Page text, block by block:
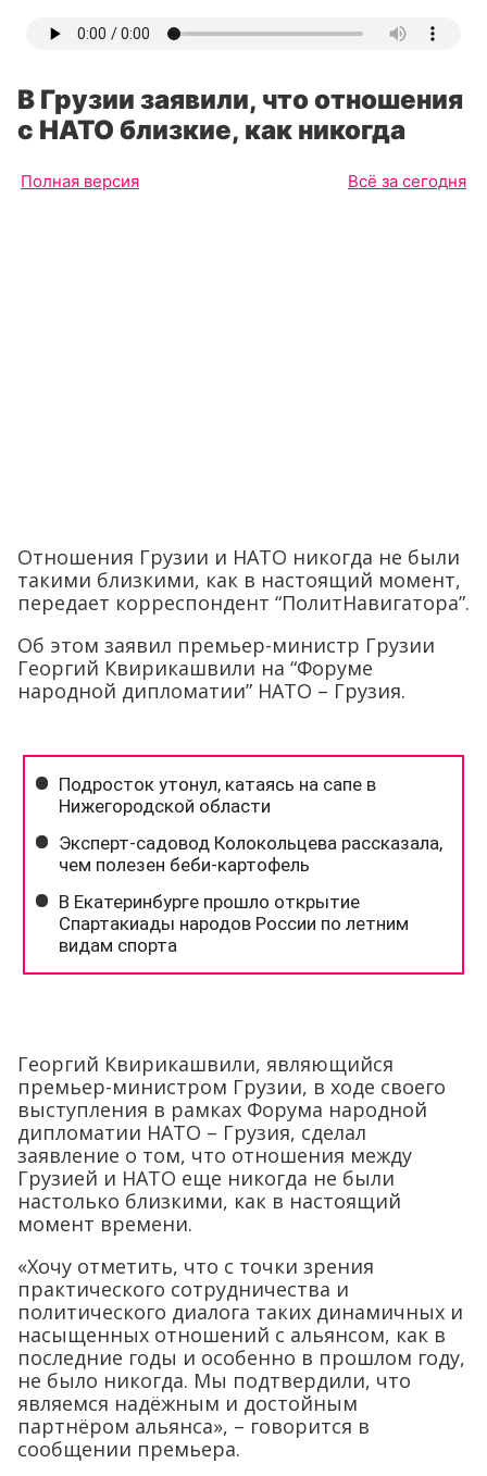
В Грузии заявили, что отношения
с НАТО близкие, как никогда
Полная версия Всё за сегодня
Отношения Грузии и НАТО никогда не были
такими близкими, как в настоящий момент,
передает корреспондент “ПолитНавигатора”.
Об этом заявил премьер-министр Грузии
Георгий Квирикашвили на “Форуме
народной дипломатии” НАТО – Грузия.
Георгий Квирикашвили, являющийся
премьер-министром Грузии, в ходе своего
выступления в рамках Форума народной
дипломатии НАТО – Грузия, сделал
заявление о том, что отношения между
Грузией и НАТО еще никогда не были
настолько близкими, как в настоящий
момент времени.
«Хочу отметить, что с точки зрения
практического сотрудничества и
политического диалога таких динамичных и
насыщенных отношений с альянсом, как в
последние годы и особенно в прошлом году,
не было никогда. Мы подтвердили, что
являемся надёжным и достойным
партнёром альянса», – говорится в
сообщении премьера.